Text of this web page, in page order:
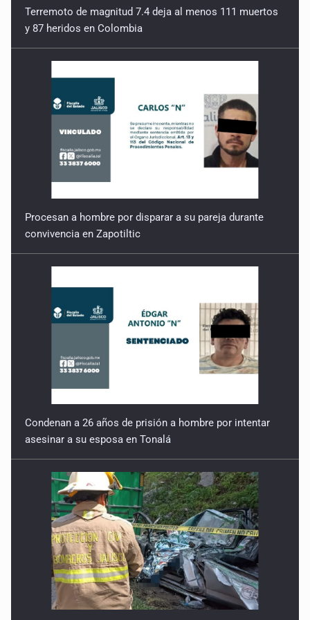
Donde algo falta
6 de Marzo de 2026
27 de Febrero de 2026
Resistencia
20 de Febrero de 2026
Otra geografía
Ecuación
Terremoto de magnitud 7.4 deja al menos 111 muertos
y 87 heridos en Colombia
Procesan a hombre por disparar a su pareja durante
convivencia en Zapotiltic
Condenan a 26 años de prisión a hombre por intentar
asesinar a su esposa en Tonalá